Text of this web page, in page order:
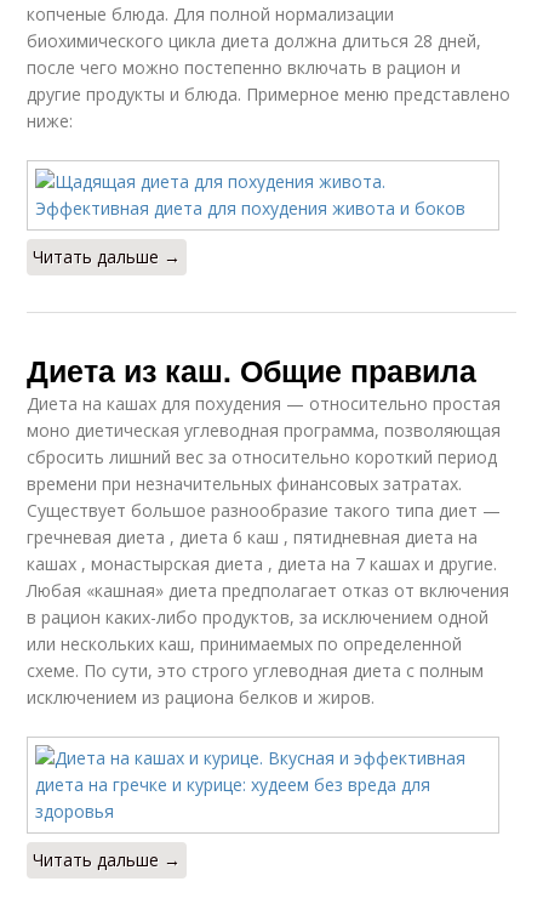
копченые блюда. Для полной нормализации
биохимического цикла диета должна длиться 28 дней,
после чего можно постепенно включать в рацион и
другие продукты и блюда. Примерное меню представлено
ниже:
Читать дальше →
Диета из каш. Общие правила
Диета на кашах для похудения — относительно простая
моно диетическая углеводная программа, позволяющая
сбросить лишний вес за относительно короткий период
времени при незначительных финансовых затратах.
Существует большое разнообразие такого типа диет —
гречневая диета , диета 6 каш , пятидневная диета на
кашах , монастырская диета , диета на 7 кашах и другие.
Любая «кашная» диета предполагает отказ от включения
в рацион каких-либо продуктов, за исключением одной
или нескольких каш, принимаемых по определенной
схеме. По сути, это строго углеводная диета с полным
исключением из рациона белков и жиров.
Читать дальше →